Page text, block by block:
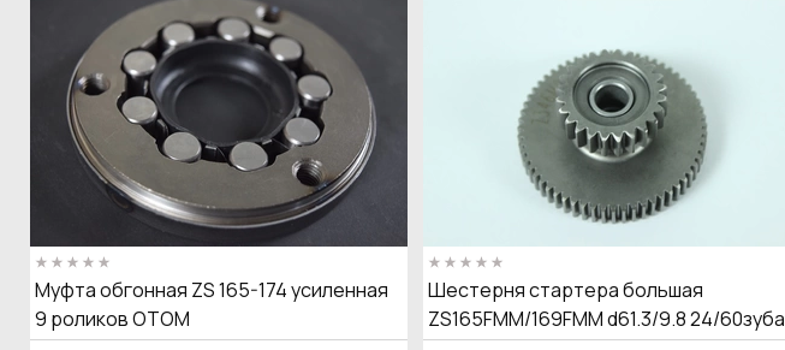
Муфта обгонная ZS 165-174 усиленная
9 роликов OTOM
Шестерня стартера большая
ZS165FMM/169FMM d61.3/9.8 24/60зуба